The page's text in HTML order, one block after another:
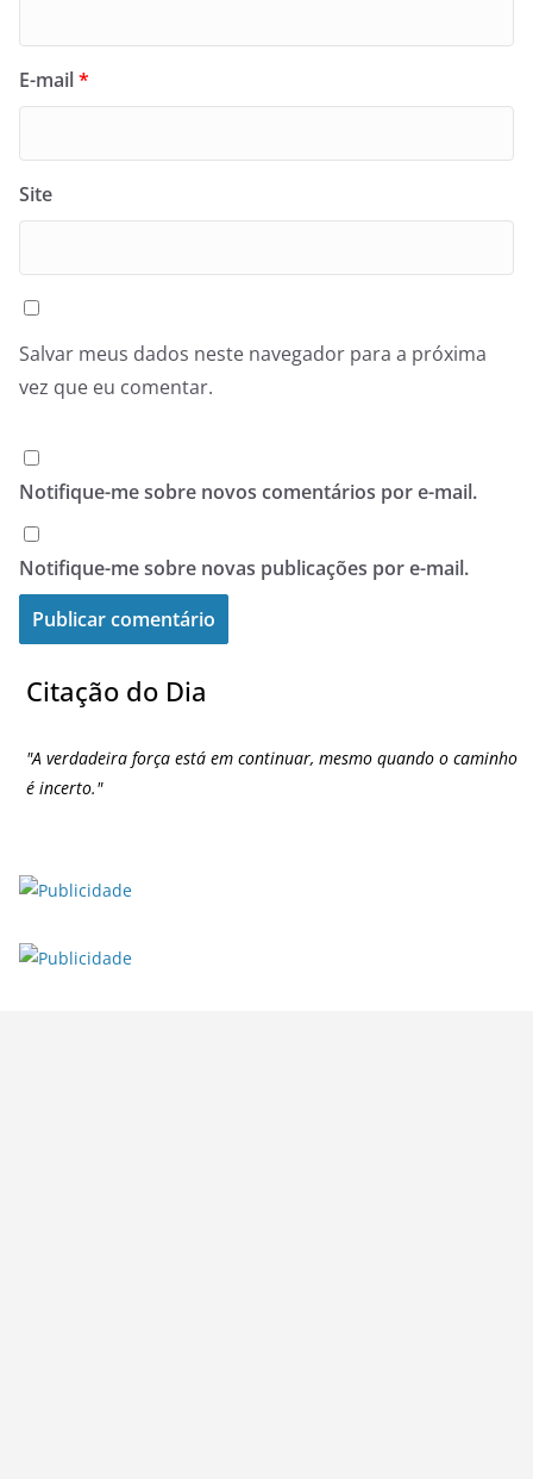
E-mail*
Site
Salvar meus dados neste navegador para a próxima
vez que eu comentar.
Notifique-me sobre novos comentários por e-mail.
Notifique-me sobre novas publicações por e-mail.
Citação do Dia
"A verdadeira força está em continuar, mesmo quando o caminho
é incerto."